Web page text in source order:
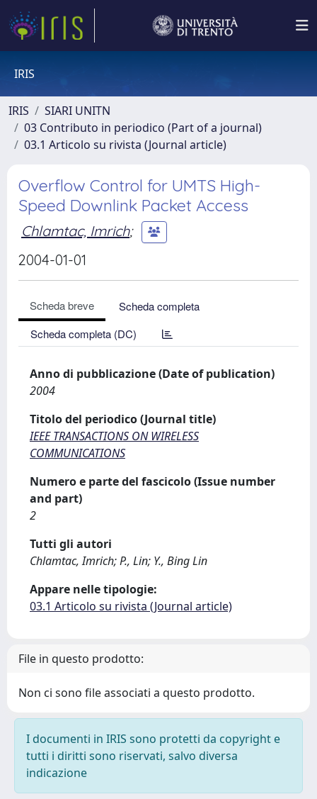
IRIS
IRIS
SIARI UNITN
03 Contributo in periodico (Part of a journal)
03.1 Articolo su rivista (Journal article)
Overflow Control for UMTS High-
Speed Downlink Packet Access
Chlamtac, Imrich;
2004-01-01
Scheda breve
Scheda completa
Scheda completa (DC)
Anno di pubblicazione (Date of publication)
2004
Titolo del periodico (Journal title)
IEEE TRANSACTIONS ON WIRELESS
COMMUNICATIONS
Numero e parte del fascicolo (Issue number
and part)
2
Tutti gli autori
Chlamtac, Imrich; P., Lin; Y., Bing Lin
Appare nelle tipologie:
03.1 Articolo su rivista (Journal article)
File in questo prodotto:
Non ci sono file associati a questo prodotto.
I documenti in IRIS sono protetti da copyright e
tutti i diritti sono riservati, salvo diversa
indicazione